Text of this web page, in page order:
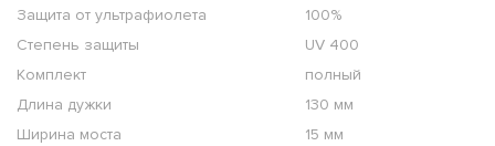
Защита от ультрафиолета
100%
Степень защиты
UV 400
Комплект
полный
Длина дужки
130 мм
Ширина моста
15 мм